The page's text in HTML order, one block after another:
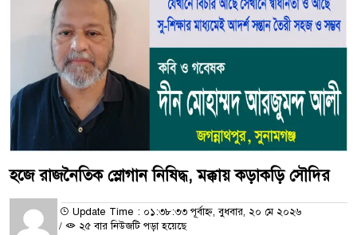
হজে রাজনৈতিক স্লোগান নিষিদ্ধ, মক্কায় কড়াকড়ি সৌদির
Update Time : ০১:৩৮:৩৩ পূর্বাহ্ন, বুধবার, ২০ মে ২০২৬
/
২৫ বার নিউজটি পড়া হয়েছে